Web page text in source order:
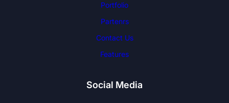
Portfolio
Partenrs
Contact Us
Features
Social Media